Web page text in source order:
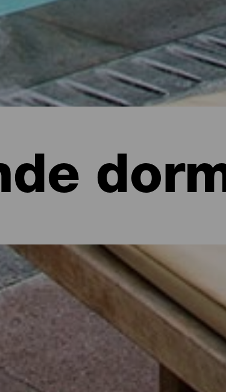
hoteles, apartamentos...
junto al mar o en un pintoresco hotel rodeado de
de 700 kilómetros cuadrados de alternativas para
isla o desconectar unos días de la rutina con esta